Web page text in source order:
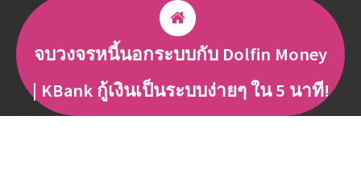
จบวงจรหนี้นอกระบบกับ Dolfin Money
| KBank กู้เงินเป็นระบบง่ายๆ ใน 5 นาที!